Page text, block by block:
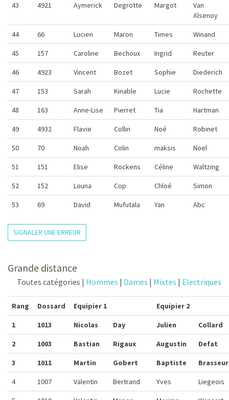
43 4921 Aymerick Degrotte Margot
Van
Alsenoy
44 66 Lucien Maron Times Winand
45 157 Caroline Bechoux Ingrid Reuter
46 4923 Vincent Bozet Sophie Diederich
47 153 Sarah Kinable Lucie Rochette
48 163 Anne-Lise Pierret Tia Hartman
49 4932 Flavie Collin Noé Robinet
50 70 Noah Colin maksis Noel
51 151 Elise Rockens Céline Waltzing
52 152 Louna Cop Chloé Simon
53 69 David Mufutala Yan Abc
SIGNALER UNE ERREUR
Grande distance
Toutes catégories | Hommes | Dames | Mixtes | Electriques
Rang Dossard Equipier 1 Equipier 2
1 1013 Nicolas Day Julien Collard
2 1003 Bastian Rigaux Augustin Defat
3 1011 Martin Gobert Baptiste Brasseur
4 1007 Valentin Bertrand Yves Liegeois